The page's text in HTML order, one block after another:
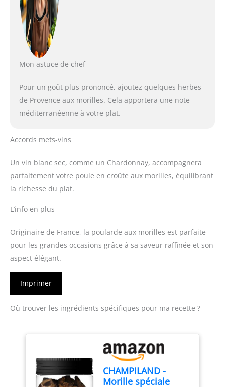
Mon astuce de chef
Pour un goût plus prononcé, ajoutez quelques herbes
de Provence aux morilles. Cela apportera une note
méditerranéenne à votre plat.
Accords mets-vins
Un vin blanc sec, comme un Chardonnay, accompagnera
parfaitement votre poule en croûte aux morilles, équilibrant
la richesse du plat.
L’info en plus
Originaire de France, la poularde aux morilles est parfaite
pour les grandes occasions grâce à sa saveur raffinée et son
aspect élégant.
Imprimer
Où trouver les ingrédients spécifiques pour ma recette ?
CHAMPILAND -
Morille spéciale